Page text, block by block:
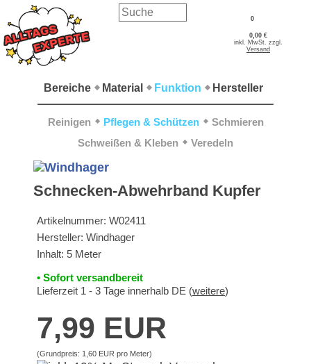
0
0,00 €
inkl. MwSt. zzgl.
Versand
Bereiche Material Funktion Hersteller
Reinigen Pflegen & Schützen
Schmieren
Schweißen & Kleben
Veredeln
Schnecken-Abwehrband Kupfer
Artikelnummer: W02411
Hersteller: Windhager
Inhalt: 5 Meter
• Sofort versandbereit
Lieferzeit 1 - 3 Tage innerhalb DE (weitere)
7,99 EUR
(Grundpreis: 1,60 EUR pro Meter)